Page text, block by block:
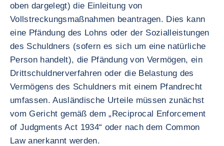
oben dargelegt) die Einleitung von
Vollstreckungsmaßnahmen beantragen. Dies kann
eine Pfändung des Lohns oder der Sozialleistungen
des Schuldners (sofern es sich um eine natürliche
Person handelt), die Pfändung von Vermögen, ein
Drittschuldnerverfahren oder die Belastung des
Vermögens des Schuldners mit einem Pfandrecht
umfassen. Ausländische Urteile müssen zunächst
vom Gericht gemäß dem „Reciprocal Enforcement
of Judgments Act 1934“ oder nach dem Common
Law anerkannt werden.